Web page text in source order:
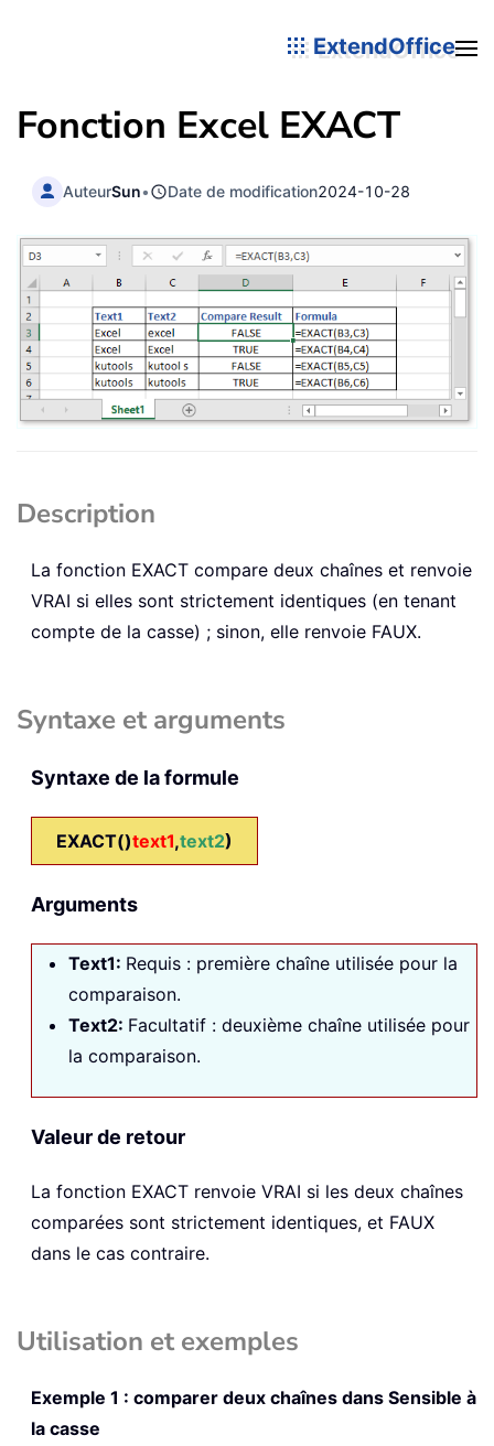
ExtendOffice
Fonction Excel EXACT
AuteurSun• Date de modification2024-10-28
Description
La fonction EXACT compare deux chaînes et renvoie
VRAI si elles sont strictement identiques (en tenant
compte de la casse) ; sinon, elle renvoie FAUX.
Syntaxe et arguments
Syntaxe de la formule
EXACT()text1,text2)
Arguments
Text1: Requis : première chaîne utilisée pour la
comparaison.
Text2: Facultatif : deuxième chaîne utilisée pour
la comparaison.
Valeur de retour
La fonction EXACT renvoie VRAI si les deux chaînes
comparées sont strictement identiques, et FAUX
dans le cas contraire.
Utilisation et exemples
Exemple 1 : comparer deux chaînes dans Sensible à
la casse